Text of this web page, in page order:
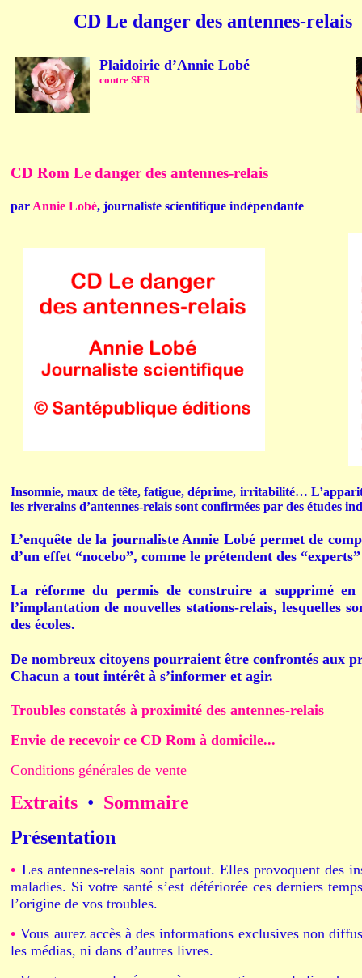
CD Le danger des antennes-relais
Plaidoirie d’Annie Lobé
contre SFR
CD Rom Le danger des antennes-relais
par Annie Lobé, journaliste scientifique indépendante
Insomnie, maux de tête, fatigue, déprime, irritabilité…
les riverains d’antennes-relais sont confirmées par des études
L’enquête de la journaliste Annie Lobé permet de
d’un effet “nocebo”, comme le prétendent des
La réforme du permis de construire a supprimé en
l’implantation de nouvelles stations-relais, lesquelles
des écoles.
De nombreux citoyens pourraient être confrontés aux
Chacun a tout intérêt à s’informer et agir.
Troubles constatés à proximité des antennes-relais
Envie de recevoir ce CD Rom à domicile...
Conditions générales de vente
Extraits • Sommaire
Présentation
• Les antennes-relais sont partout. Elles provoquent des
maladies. Si votre santé s’est détériorée ces derniers
l’origine de vos troubles.
• Vous aurez accès à des informations exclusives non
les médias, ni dans d’autres livres.